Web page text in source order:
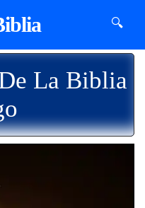
🔍
La Biblia